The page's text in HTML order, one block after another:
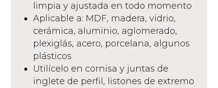
limpia y ajustada en todo momento
Aplicable a: MDF, madera, vidrio,
cerámica, aluminio, aglomerado,
plexiglás, acero, porcelana, algunos
plásticos
Utilícelo en cornisa y juntas de
inglete de perfil, listones de extremo